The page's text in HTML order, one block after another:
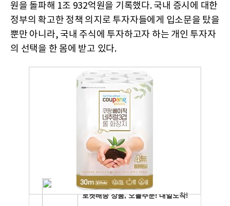
원을 돌파해 1조 932억원을 기록했다. 국내 증시에 대한
정부의 확고한 정책 의지로 투자자들에게 입소문을 탔을
뿐만 아니라, 국내 주식에 투자하고자 하는 개인 투자자
의 선택을 한 몸에 받고 있다.